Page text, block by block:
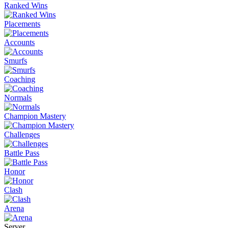
Ranked Wins
Placements
Accounts
Smurfs
Coaching
Normals
Champion Mastery
Challenges
Battle Pass
Honor
Clash
Arena